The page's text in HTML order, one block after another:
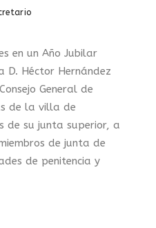
en un Año Jubilar
D. Héctor Hernández
General de
de la villa de
de su junta superior, a
de junta de
de penitencia y